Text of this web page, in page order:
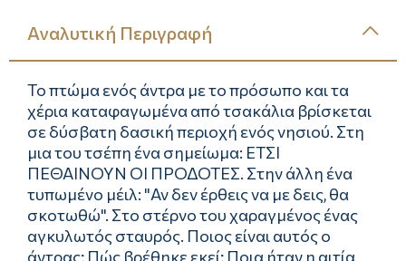
Αναλυτική Περιγραφή
Το πτώμα ενός άντρα με το πρόσωπο και τα
χέρια καταφαγωμένα από τσακάλια βρίσκεται
σε δύσβατη δασική περιοχή ενός νησιού. Στη
μια του τσέπη ένα σημείωμα: ΕΤΣΙ
ΠΕΘΑΙΝΟΥΝ ΟΙ ΠΡΟΔΟΤΕΣ. Στην άλλη ένα
τυπωμένο μέιλ: "Αν δεν έρθεις να με δεις, θα
σκοτωθώ". Στο στέρνο του χαραγμένος ένας
αγκυλωτός σταυρός. Ποιος είναι αυτός ο
άντρας; Πώς βρέθηκε εκεί; Ποια ήταν η αιτία